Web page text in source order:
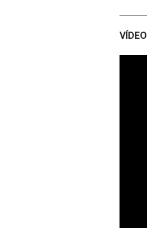
VÍDEO